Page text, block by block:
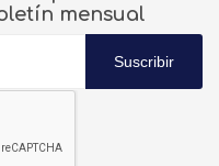
mensual
Suscribir